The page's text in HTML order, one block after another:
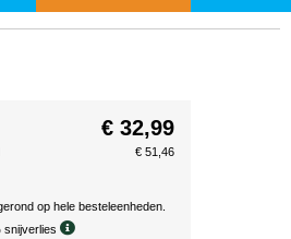
€ 32,99
€ 51,46
op hele besteleenheden.
snijverlies